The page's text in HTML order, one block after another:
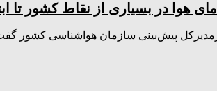
هوا در بسیاری از نقاط کشور تا
پیش‌بینی سازمان هواشناسی کشور